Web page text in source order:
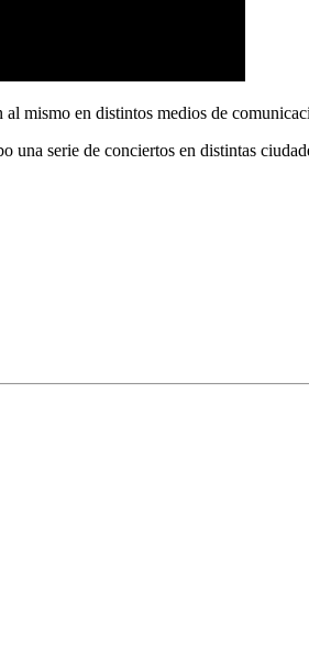
en distintos medios de
serie de conciertos en distintas